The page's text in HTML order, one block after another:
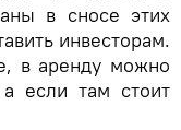
в сносе этих
инвесторам.
в аренду можно
если там стоит